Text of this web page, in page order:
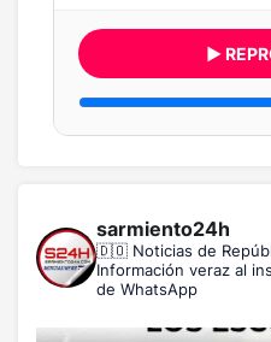
▶
sarmiento24h
🇩🇴 Noticias de
Información veraz al
de WhatsApp